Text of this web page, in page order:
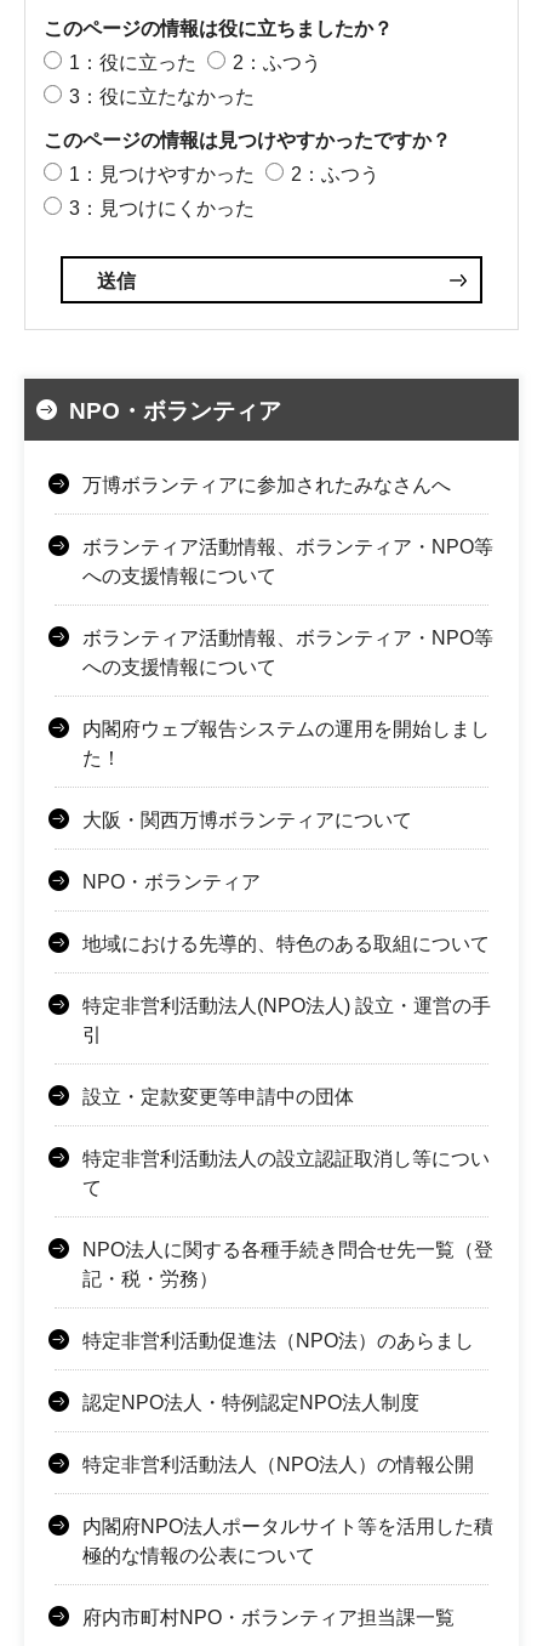
このページの情報は役に立ちましたか？
1：役に立った
2：ふつう
3：役に立たなかった
このページの情報は見つけやすかったですか？
1：見つけやすかった
2：ふつう
3：見つけにくかった
NPO・ボランティア
万博ボランティアに参加されたみなさんへ
ボランティア活動情報、ボランティア・NPO等
への支援情報について
ボランティア活動情報、ボランティア・NPO等
への支援情報について
内閣府ウェブ報告システムの運用を開始しまし
た！
大阪・関西万博ボランティアについて
NPO・ボランティア
地域における先導的、特色のある取組について
特定非営利活動法人(NPO法人) 設立・運営の手
引
設立・定款変更等申請中の団体
特定非営利活動法人の設立認証取消し等につい
て
NPO法人に関する各種手続き問合せ先一覧（登
記・税・労務）
特定非営利活動促進法（NPO法）のあらまし
認定NPO法人・特例認定NPO法人制度
特定非営利活動法人（NPO法人）の情報公開
内閣府NPO法人ポータルサイト等を活用した積
極的な情報の公表について
府内市町村NPO・ボランティア担当課一覧